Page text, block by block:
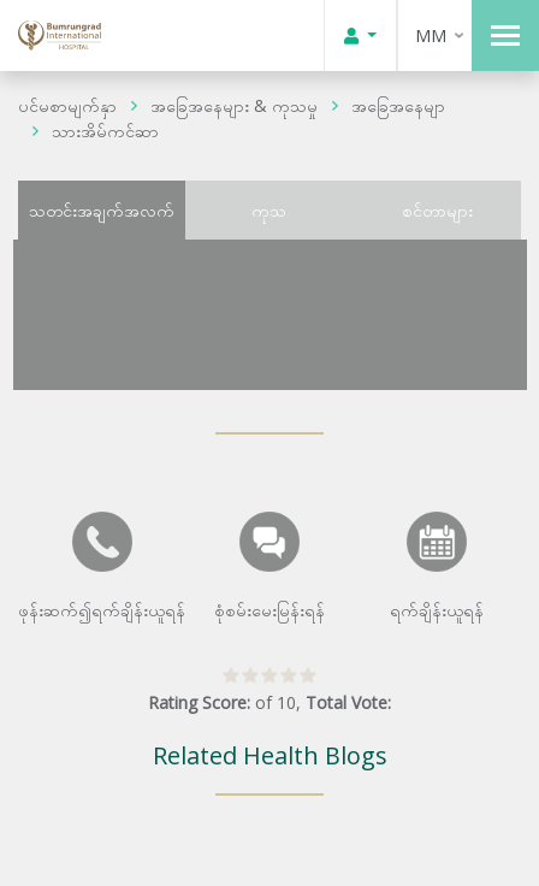
MM
ပင်မစာမျက်နှာ အခြေအနေများ & ကုသမှု
အခြေအနေမျာ
သားအိမ်ကင်ဆာ
သတင်းအချက်အလက် ကုသ စင်တာများ
ဖုန်းဆက်၍ရက်ချိန်းယူရန် စုံစမ်းမေးမြန်းရန် ရက်ချိန်းယူရန်
Rating Score: of 10, Total Vote:
Related Health Blogs